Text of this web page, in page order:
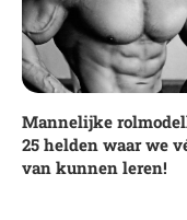
Mannelijke
25 helden waar we
van kunnen leren!